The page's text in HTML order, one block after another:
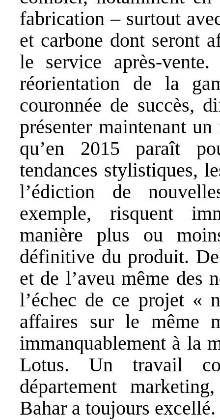
fabrication – surtout
et carbone dont seront
le service après-
réorientation de la
couronnée de succès,
présenter maintenant
qu’en 2015 paraît
tendances stylistiques,
l’édiction de
exemple, risquent
manière plus ou
définitive du produit.
et de l’aveu même des
l’échec de ce projet «
affaires sur le même
immanquablement à la
Lotus. Un travail
département
Bahar a toujours excellé.